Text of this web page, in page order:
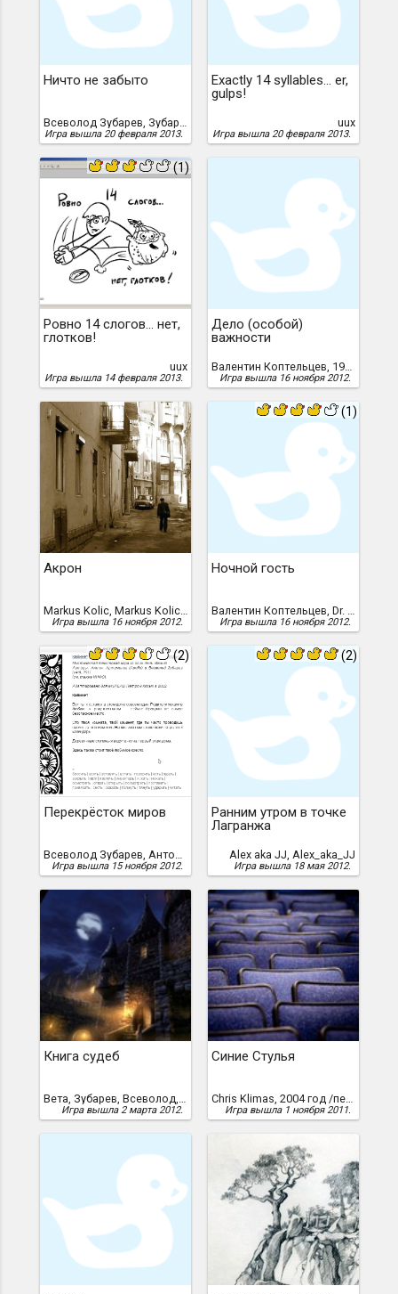
Ничто не забыто
Всеволод Зубарев, Зубарев, Всеволод
Игра вышла 20 февраля 2013.
Exactly 14 syllables... er,
gulps!
uux
Игра вышла 20 февраля 2013.
(1)
Ровно 14 слогов... нет,
глотков!
uux
Игра вышла 14 февраля 2013.
Дело (особой)
важности
Валентин Коптельцев, 1997 год /авторский перевод 2014 года/
Игра вышла 16 ноября 2012.
Акрон
Markus Kolic, Markus Kolic /перевод Трофимчука Владимира/
Игра вышла 16 ноября 2012.
(1)
Ночной гость
Валентин Коптельцев, Dr. Inkalot, 2001 год /перевод Александра Леонидовича Коголя, 2012 г./
Игра вышла 16 ноября 2012.
(2)
Перекрёсток миров
Всеволод Зубарев, Антон Артамонов, P.Kosyh, 2011 год, /Пётр Косых/
Игра вышла 15 ноября 2012.
(2)
Ранним утром в точке
Лагранжа
Alex aka JJ, Alex_aka_JJ
Игра вышла 18 мая 2012.
Книга судеб
Вета, Зубарев, Всеволод, y4n
Игра вышла 2 марта 2012.
Синие Стулья
Chris Klimas, 2004 год /перевод Вячеслава Добранова, 2011 г./
Игра вышла 1 ноября 2011.